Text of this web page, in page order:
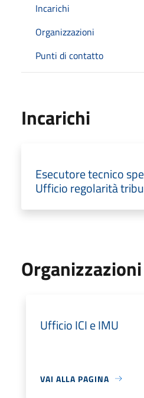
Incarichi
Organizzazioni
Punti di contatto
Incarichi
Esecutore tecnico
Ufficio regolarità
Organizzazioni
Ufficio ICI e IMU
VAI ALLA PAGINA